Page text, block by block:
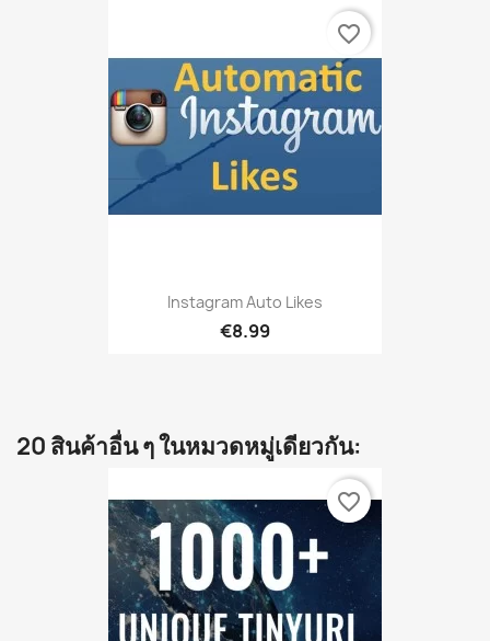
Instagram Auto Likes
€8.99
favorite_border
20 สินค้าอื่น ๆ ในหมวดหมู่เดียวกัน:
favorite_border